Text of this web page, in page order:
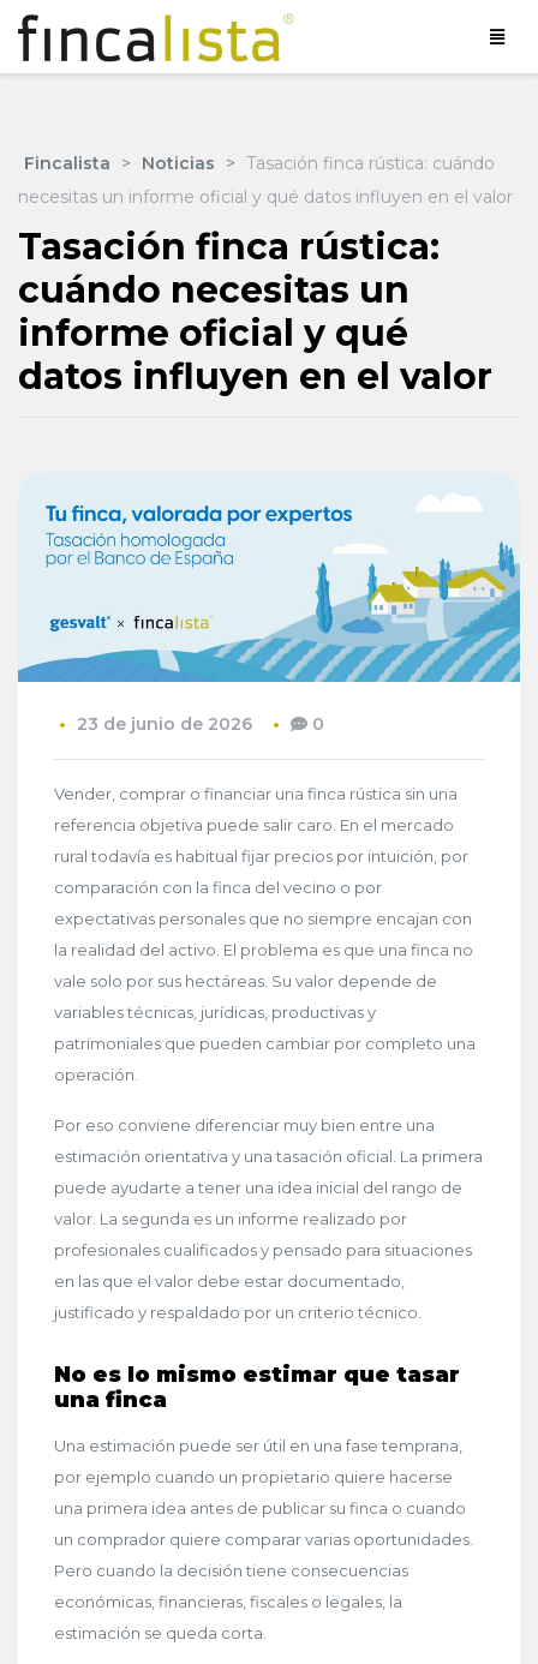
Fincalista > Noticias > Tasación finca rústica: cuándo
necesitas un informe oficial y qué datos influyen en el valor
Tasación finca rústica:
cuándo necesitas un
informe oficial y qué
datos influyen en el valor
23 de junio de 2026 0
Vender, comprar o financiar una finca rústica sin una
referencia objetiva puede salir caro. En el mercado
rural todavía es habitual fijar precios por intuición, por
comparación con la finca del vecino o por
expectativas personales que no siempre encajan con
la realidad del activo. El problema es que una finca no
vale solo por sus hectáreas. Su valor depende de
variables técnicas, jurídicas, productivas y
patrimoniales que pueden cambiar por completo una
operación.
Por eso conviene diferenciar muy bien entre una
estimación orientativa y una tasación oficial. La primera
puede ayudarte a tener una idea inicial del rango de
valor. La segunda es un informe realizado por
profesionales cualificados y pensado para situaciones
en las que el valor debe estar documentado,
justificado y respaldado por un criterio técnico.
No es lo mismo estimar que tasar
una finca
Una estimación puede ser útil en una fase temprana,
por ejemplo cuando un propietario quiere hacerse
una primera idea antes de publicar su finca o cuando
un comprador quiere comparar varias oportunidades.
Pero cuando la decisión tiene consecuencias
económicas, financieras, fiscales o legales, la
estimación se queda corta.